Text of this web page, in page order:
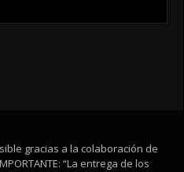
gracias a la colaboración de
“La entrega de los